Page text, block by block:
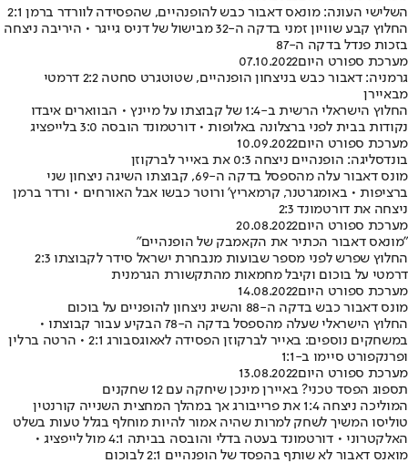
השלישי העונה: מונאס דאבור כבש להופנהיים, שהפסידה לוורדר ברמן 2:1
החלוץ קבע שוויון זמני בדקה ה-32 מבישול של דניס גייגר • היריבה ניצחה
בזכות פנדל בדקה ה-87
מערכת ספורט היום07.10.2022
גרמניה: דאבור כבש בניצחון הופנהיים, שטוטגרט סחטה 2:2 דרמטי
מבאיירן
החלוץ הישראלי הרשית ב-1:4 של קבוצתו על מיינץ • הבווארים איבדו
נקודות בבית לפני ברצלונה באלופות • דורטמונד הובסה 3:0 בלייפציג
מערכת ספורט היום10.09.2022
בונדסליגה: הופנהיים ניצחה 0:3 את באייר לברקוזן
מונס דאבור עלה מהספסל בדקה ה-69, קבוצתו השיגה ניצחון שני
ברציפות • באומגרטנר, קרמאריץ' ורוטר כבשו אבל האורחים • ורדר ברמן
ניצחה את דורטמונד 2:3
מערכת ספורט היום20.08.2022
"מונאס דאבור הכתיר את הקאמבק של הופנהיים"
החלוץ שפרש לפני מספר שבועות מנבחרת ישראל סידר לקבוצתו 2:3
דרמטי על בוכום וקיבל מחמאות מהתקשורת הגרמנית
מערכת ספורט היום14.08.2022
מונס דאבור כבש בדקה ה-88 והשיג ניצחון להופניים על בוכום
החלוץ הישראלי שעלה מהספסל בדקה ה-78 הבקיע עבור קבוצתו •
במשחקים נוספים: באייר לברקוזן הפסידה לאאוגסבורג 2:1 • הרטה ברלין
ופרנקפורט סיימו ב-1:1
מערכת ספורט היום13.08.2022
תספוג הפסד טכני? באיירן מינכן שיחקה עם 12 שחקנים
המוליכה ניצחה 1:4 את פרייבורג אך במהלך המחצית השנייה קורנטין
טוליסו המשיך לשחק למרות שהיה אמור להיות מוחלף בגלל טעות בשלט
האלקטרוני • דורטמונד בעטה בדלי והובסה בביתה 4:1 מול לייפציג •
מואנס דאבור לא שותף בהפסד של הופנהיים 2:1 לבוכום